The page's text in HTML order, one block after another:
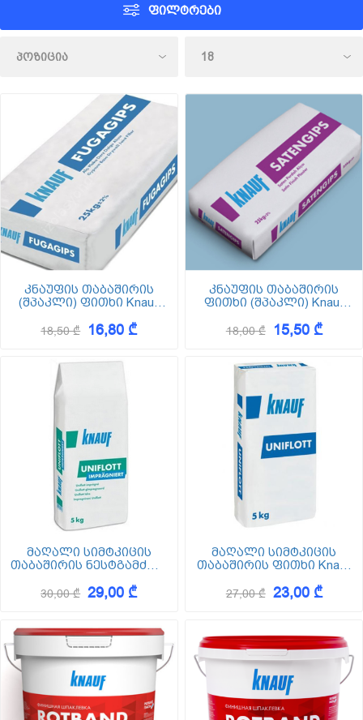
ᲤᲘᲚᲢᲠᲔᲑᲘ
კნაუფის თაბაშირის
(შპაკლი) ფითხი Knauf
25კგ
18,50 ₾ 16,80 ₾
კნაუფის თაბაშირის
ფითხი (შპაკლი) Knauf
25კგ
18,00 ₾ 15,50 ₾
მაღალი სიმტკიცის
თაბაშირის ნესტგამძლე
5კგ
30,00 ₾ 29,00 ₾
მაღალი სიმტკიცის
თაბაშირის ფითხი Knauf
27,00 ₾ 23,00 ₾